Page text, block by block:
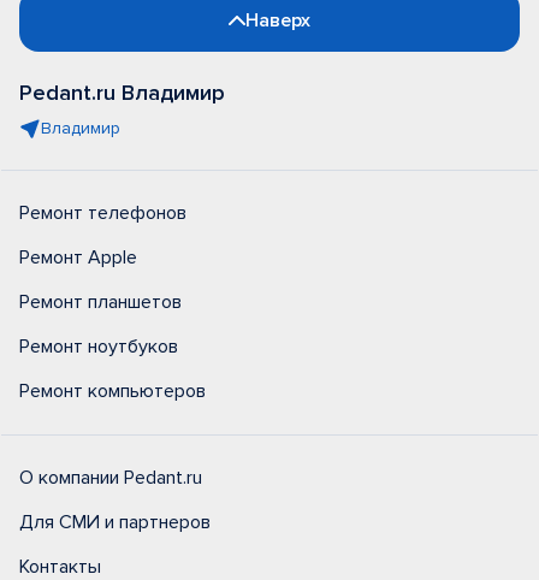
Наверх
Pedant.ru Владимир
Владимир
Ремонт телефонов
Ремонт Apple
Ремонт планшетов
Ремонт ноутбуков
Ремонт компьютеров
О компании Pedant.ru
Для СМИ и партнеров
Контакты